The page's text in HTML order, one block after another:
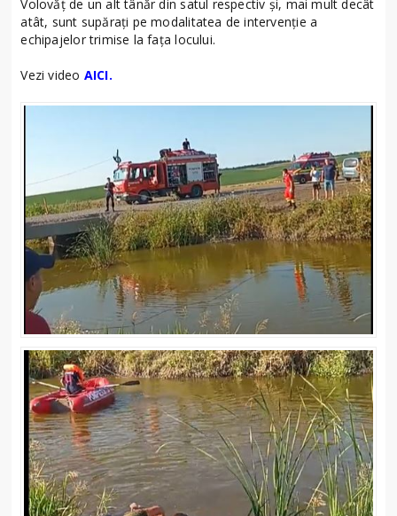
Volovăț de un alt tânăr din satul respectiv și, mai mult decât
atât, sunt supărați pe modalitatea de intervenție a
echipajelor trimise la fața locului.
Vezi video AICI.